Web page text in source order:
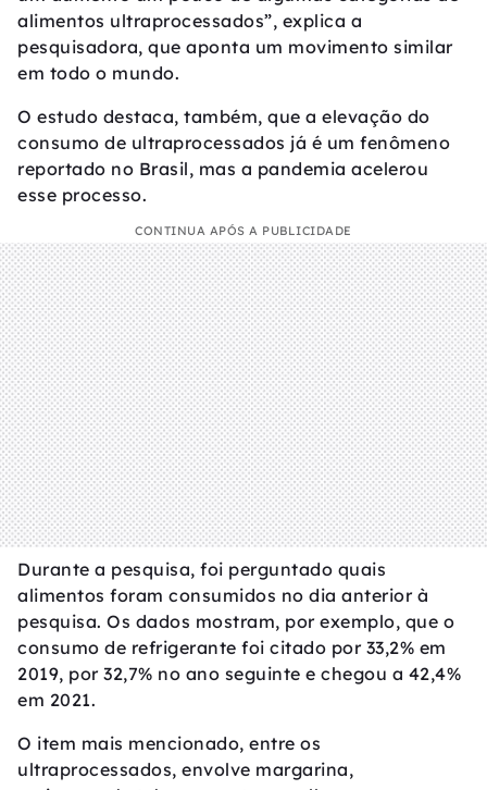
alimentos ultraprocessados”, explica a
pesquisadora, que aponta um movimento similar
em todo o mundo.
O estudo destaca, também, que a elevação do
consumo de ultraprocessados já é um fenômeno
reportado no Brasil, mas a pandemia acelerou
esse processo.
CONTINUA APÓS A PUBLICIDADE
Durante a pesquisa, foi perguntado quais
alimentos foram consumidos no dia anterior à
pesquisa. Os dados mostram, por exemplo, que o
consumo de refrigerante foi citado por 33,2% em
2019, por 32,7% no ano seguinte e chegou a 42,4%
em 2021.
O item mais mencionado, entre os
ultraprocessados, envolve margarina,